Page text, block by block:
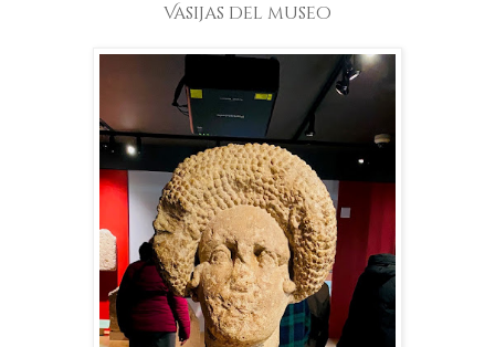
Vasijas del museo